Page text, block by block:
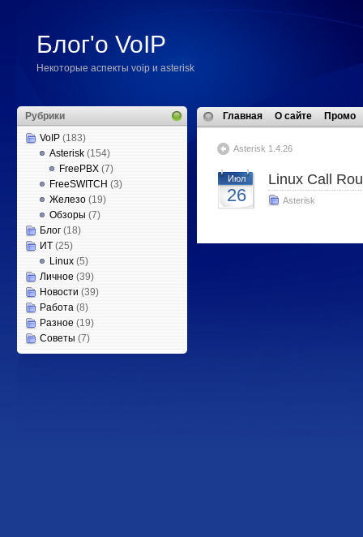
Блог'о VoIP
Некоторые аспекты voip и asterisk
Рубрики
VoIP (183)
Asterisk (154)
FreePBX (7)
FreeSWITCH (3)
Железо (19)
Обзоры (7)
Блог (18)
ИТ (25)
Linux (5)
Личное (39)
Новости (39)
Работа (8)
Разное (19)
Советы (7)
Главная О сайте Промо
Asterisk 1.4.26
Июл
26
Linux Call
Asterisk